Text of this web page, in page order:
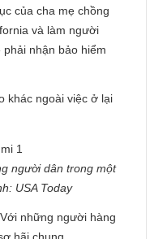
của cha mẹ chồng
và làm người
nhận bảo hiểm
khác ngoài việc ở lại
người dân trong một
USA Today
những người hàng
hãi chung.